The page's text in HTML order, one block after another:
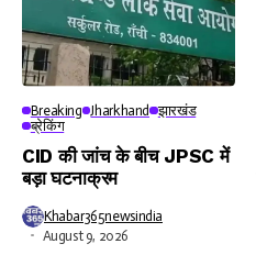
Breaking Jharkhand झारखंड
ब्रेकिंग
CID की जांच के बीच JPSC में
बड़ा घटनाक्रम
Khabar365newsindia
August 9, 2026